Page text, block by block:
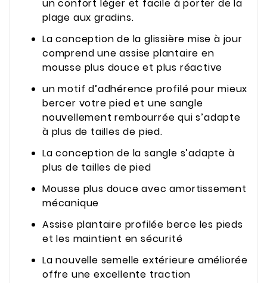
un confort léger et facile à porter de la
plage aux gradins.
La conception de la glissière mise à jour
comprend une assise plantaire en
mousse plus douce et plus réactive
un motif d’adhérence profilé pour mieux
bercer votre pied et une sangle
nouvellement rembourrée qui s’adapte
à plus de tailles de pied.
La conception de la sangle s’adapte à
plus de tailles de pied
Mousse plus douce avec amortissement
mécanique
Assise plantaire profilée berce les pieds
et les maintient en sécurité
La nouvelle semelle extérieure améliorée
offre une excellente traction